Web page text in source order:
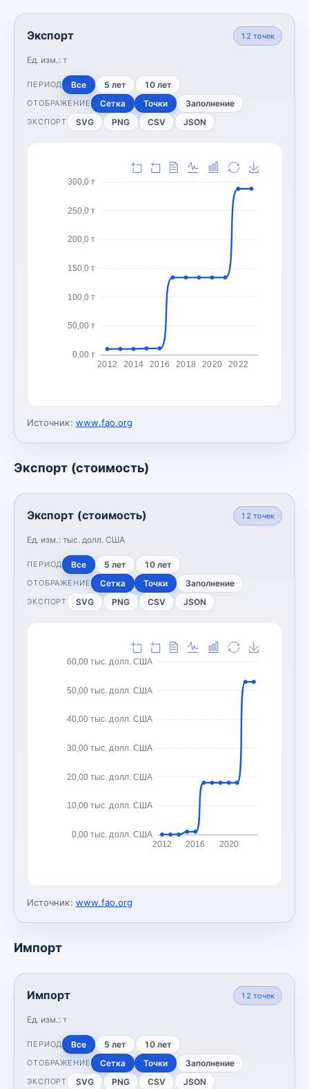
Экспорт
Ед. изм.: т
12 точек
ПЕРИОД Все 5 лет 10 лет
ОТОБРАЖЕНИЕ Сетка Точки Заполнение
ЭКСПОРТ SVG PNG CSV JSON
0,00 т
50,00 т
100,0 т
150,0 т
200,0 т
250,0 т
300,0 т
2012 2014 2016 2018 2020 2022
Источник: www.fao.org
Экспорт (стоимость)
Экспорт (стоимость)
Ед. изм.: тыс. долл. США
12 точек
ПЕРИОД Все 5 лет 10 лет
ОТОБРАЖЕНИЕ Сетка Точки Заполнение
ЭКСПОРТ SVG PNG CSV JSON
0,00 тыс. долл. США
10,00 тыс. долл. США
20,00 тыс. долл. США
30,00 тыс. долл. США
40,00 тыс. долл. США
50,00 тыс. долл. США
60,00 тыс. долл. США
2012 2016 2020
Источник: www.fao.org
Импорт
Импорт
Ед. изм.: т
12 точек
ПЕРИОД Все 5 лет 10 лет
ОТОБРАЖЕНИЕ Сетка Точки Заполнение
ЭКСПОРТ SVG PNG CSV JSON